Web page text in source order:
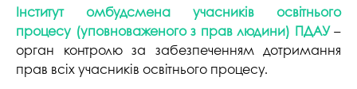
Інститут омбудсмена учасників освітнього
процесу (уповноваженого з прав людини) ПДАУ–
орган контролю за забезпеченням дотримання
прав всіх учасників освітнього процесу.